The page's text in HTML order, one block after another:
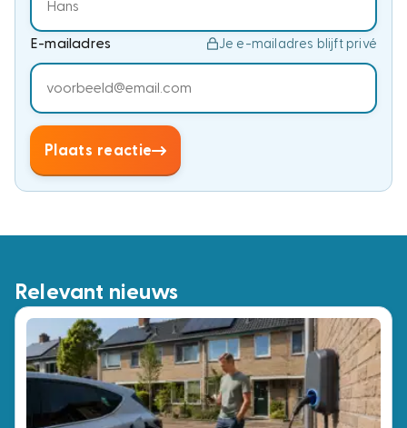
E-mailadres Je e-mailadres blijft privé
Plaats reactie
Relevant nieuws